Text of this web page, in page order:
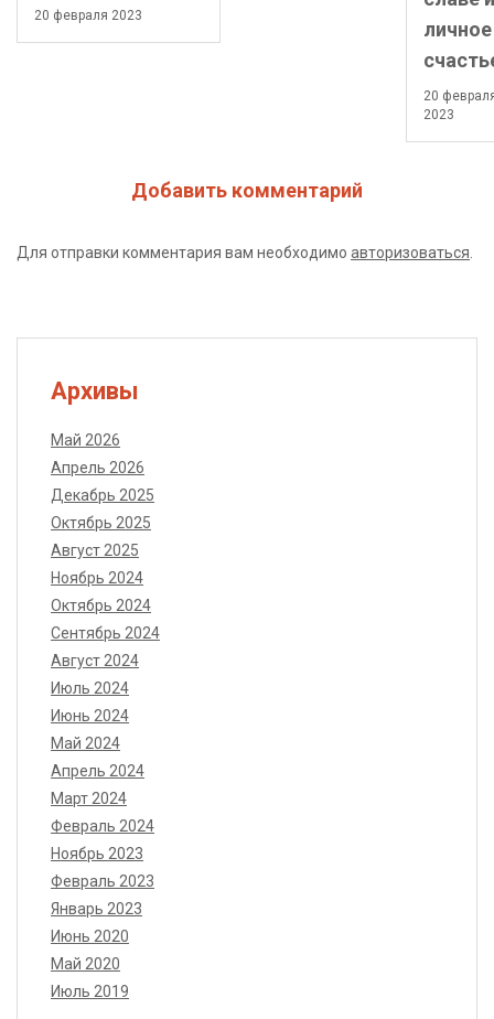
20 февраля 2023
личное
20
2023
Добавить комментарий
Для отправки комментария вам необходимо авторизоваться
Архивы
Май 2026
Апрель 2026
Декабрь 2025
Октябрь 2025
Август 2025
Ноябрь 2024
Октябрь 2024
Сентябрь 2024
Август 2024
Июль 2024
Июнь 2024
Май 2024
Апрель 2024
Март 2024
Февраль 2024
Ноябрь 2023
Февраль 2023
Январь 2023
Июнь 2020
Май 2020
Июль 2019